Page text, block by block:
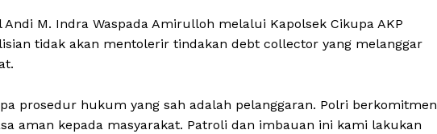
Andi M. Indra Waspada Amirulloh melalui Kapolsek Cikupa AKP
tidak akan mentolerir tindakan debt collector yang melanggar
prosedur hukum yang sah adalah pelanggaran. Polri berkomitmen
aman kepada masyarakat. Patroli dan imbauan ini kami lakukan